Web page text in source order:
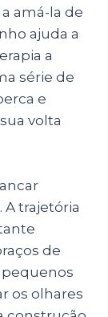
amá-la de
ajuda a
a
série de
e
volta
A trajetória
de
pequenos
os olhares